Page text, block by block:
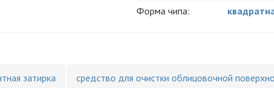
Форма чипа:
затирка средство для очистки облицовочной